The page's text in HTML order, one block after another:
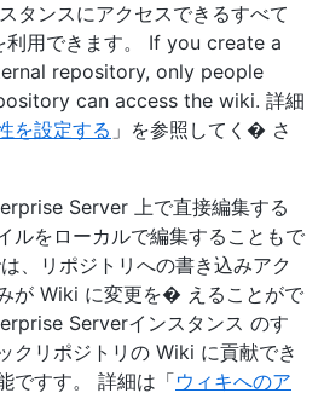
タンスにアクセスできるすべて
利用できます。 If you create a
repository, only people
can access the wiki. 詳細
を設定する 」を参照してく� さ
Server 上で直接編集する
ルをローカルで編集することもで
、リポジトリへの書き込みアク
が Wiki に変更を� えることがで
Serverインスタンス のす
クリポジトリの Wiki に貢献でき
ですす。 詳細は「ウィキへのア